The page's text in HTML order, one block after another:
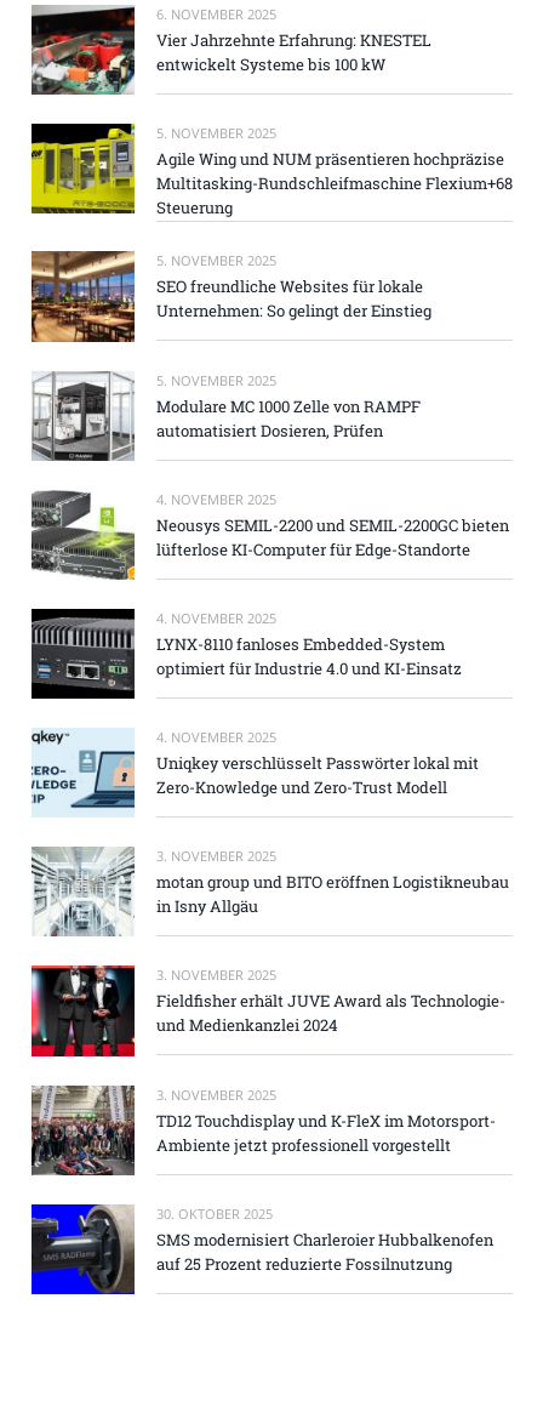
6. NOVEMBER 2025
Vier Jahrzehnte Erfahrung: KNESTEL
entwickelt Systeme bis 100 kW
5. NOVEMBER 2025
Agile Wing und NUM präsentieren hochpräzise
Multitasking-Rundschleifmaschine Flexium+68
Steuerung
5. NOVEMBER 2025
SEO freundliche Websites für lokale
Unternehmen: So gelingt der Einstieg
5. NOVEMBER 2025
Modulare MC 1000 Zelle von RAMPF
automatisiert Dosieren, Prüfen
4. NOVEMBER 2025
Neousys SEMIL-2200 und SEMIL-2200GC bieten
lüfterlose KI-Computer für Edge-Standorte
4. NOVEMBER 2025
LYNX-8110 fanloses Embedded-System
optimiert für Industrie 4.0 und KI-Einsatz
4. NOVEMBER 2025
Uniqkey verschlüsselt Passwörter lokal mit
Zero-Knowledge und Zero-Trust Modell
3. NOVEMBER 2025
motan group und BITO eröffnen Logistikneubau
in Isny Allgäu
3. NOVEMBER 2025
Fieldfisher erhält JUVE Award als Technologie-
und Medienkanzlei 2024
3. NOVEMBER 2025
TD12 Touchdisplay und K-FleX im Motorsport-
Ambiente jetzt professionell vorgestellt
30. OKTOBER 2025
SMS modernisiert Charleroier Hubbalkenofen
auf 25 Prozent reduzierte Fossilnutzung